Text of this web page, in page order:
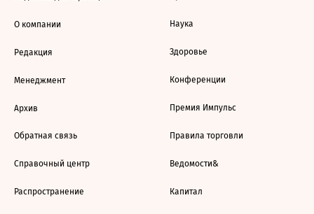
О компании
Редакция
Менеджмент
Архив
Обратная связь
Справочный центр
Распространение
Наука
Здоровье
Конференции
Премия Импульс
Правила торговли
Ведомости&
Капитал